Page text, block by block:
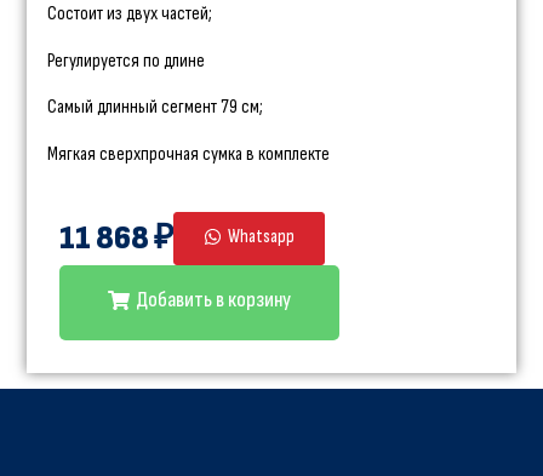
Состоит из двух частей;
Регулируется по длине
Самый длинный сегмент 79 см;
Мягкая сверхпрочная сумка в комплекте
11 868 ₽ Whatsapp
Добавить в корзину